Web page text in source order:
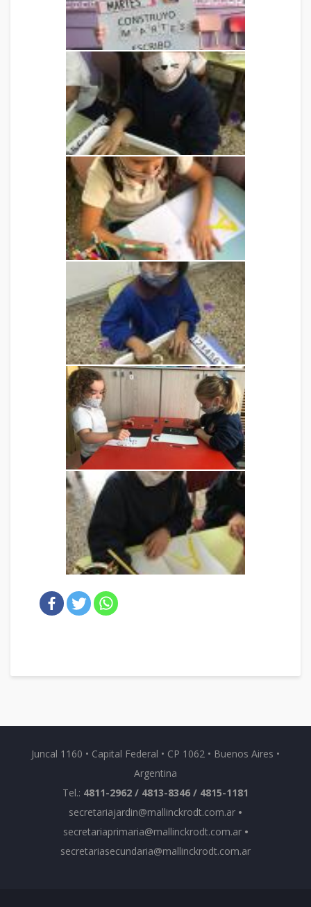
Juncal 1160 • Capital Federal • CP 1062 • Buenos Aires •
Argentina
Tel.: 4811-2962 / 4813-8346 / 4815-1181
secretariajardin@mallinckrodt.com.ar •
secretariaprimaria@mallinckrodt.com.ar •
secretariasecundaria@mallinckrodt.com.ar